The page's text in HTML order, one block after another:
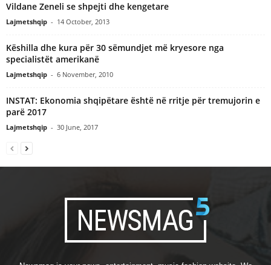
Vildane Zeneli se shpejti dhe kengetare
Lajmetshqip - 14 October, 2013
Këshilla dhe kura për 30 sëmundjet më kryesore nga
specialistët amerikanë
Lajmetshqip - 6 November, 2010
INSTAT: Ekonomia shqipëtare është në rritje për tremujorin e
parë 2017
Lajmetshqip - 30 June, 2017